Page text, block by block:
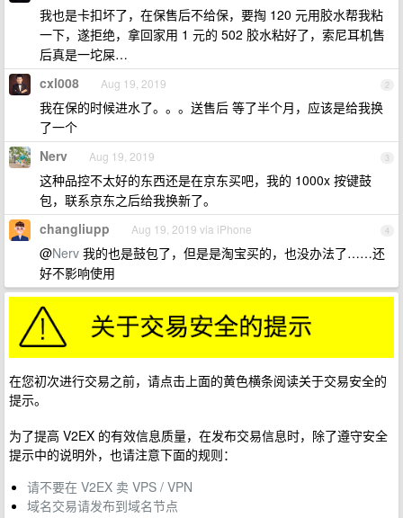
我也是卡扣坏了，在保售后不给保，要掏 120 元用胶水帮我粘
一下，遂拒绝，拿回家用 1 元的 502 胶水粘好了，索尼耳机售
后真是一坨屎…
2
cxl008 Aug 19, 2019
我在保的时候进水了。。。送售后 等了半个月，应该是给我换
了一个
3
Nerv Aug 19, 2019
这种品控不太好的东西还是在京东买吧，我的 1000x 按键鼓
包，联系京东之后给我换新了。
4
changliupp Aug 19, 2019 via iPhone
@Nerv 我的也是鼓包了，但是是淘宝买的，也没办法了……还
好不影响使用
在您初次进行交易之前，请点击上面的黄色横条阅读关于交易安全的
提示。
为了提高 V2EX 的有效信息质量，在发布交易信息时，除了遵守安全
提示中的说明外，也请注意下面的规则：
请不要在 V2EX 卖 VPS / VPN
域名交易请发布到域名节点